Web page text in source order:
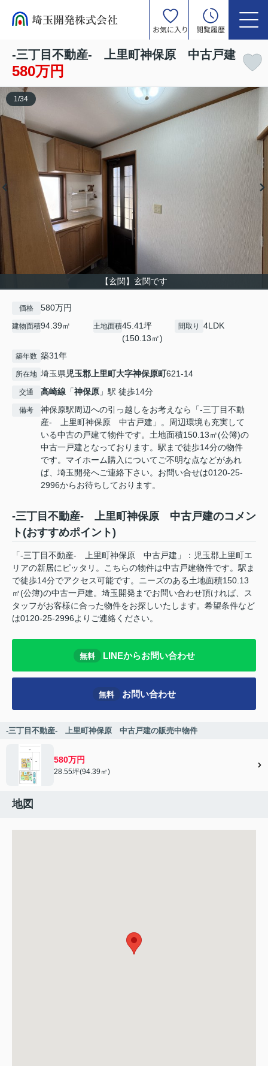
お気に入り 閲覧履歴
-三丁目不動産- 上里町神保原 中古戸建
580万円
【玄関】玄関です
1 /34
価格 580万円
建物面積94.39㎡ 土地面積45.41坪
(150.13㎡)
間取り 4LDK
築年数 築31年
所在地 埼玉県児玉郡上里町大字神保原町621-14
交通 高崎線 「神保原 」駅 徒歩14分
備考
神保原駅周辺への引っ越しをお考えなら「-三丁目不動
産- 上里町神保原 中古戸建」。周辺環境も充実して
いる中古の戸建て物件です。土地面積150.13㎡(公簿)の
中古一戸建となっております。駅まで徒歩14分の物件
です。マイホーム購入についてご不明な点などがあれ
ば、埼玉開発へご連絡下さい。お問い合せは0120-25-
2996からお待ちしております。
-三丁目不動産- 上里町神保原 中古戸建のコメン
ト(おすすめポイント)
「-三丁目不動産- 上里町神保原 中古戸建」：児玉郡上里町エ
リアの新居にピッタリ。こちらの物件は中古戸建物件です。駅ま
で徒歩14分でアクセス可能です。ニーズのある土地面積150.13
㎡(公簿)の中古一戸建。埼玉開発までお問い合わせ頂ければ、ス
タッフがお客様に合った物件をお探しいたします。希望条件など
は0120-25-2996よりご連絡ください。
無料 LINEからお問い合わせ
無料 お問い合わせ
-三丁目不動産- 上里町神保原 中古戸建の販売中物件
580万円
28.55坪(94.39㎡)
地図